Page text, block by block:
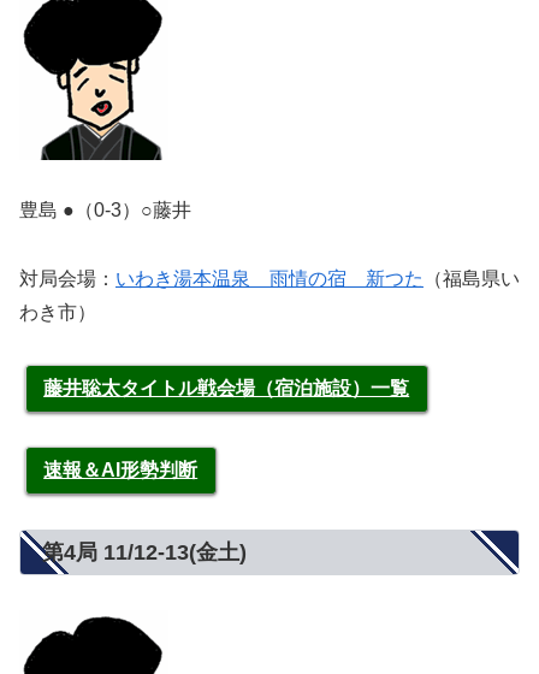
豊島 ●（0-3）○藤井
対局会場： いわき湯本温泉 雨情の宿 新つた
（福島県い
わき市）
藤井聡太タイトル戦会場（宿泊施設）一覧
速報＆AI形勢判断
第4局 11/12‐13(金土)